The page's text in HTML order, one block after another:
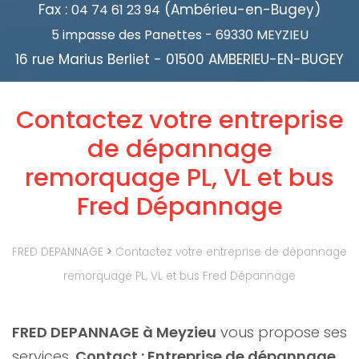
Fax : 04 74 61 23 94 (Ambérieu-en-Bugey)
5 impasse des Panettes - 69330 MEYZIEU
16 rue Marius Berliet - 01500 AMBERIEU-EN-BUGEY
Contactez votre entreprise
de dépannage
remorquage PL, VL et bus
Fred Dépannage
FRED DEPANNAGE > Contactez votre entreprise de dépannage
remorquage PL, VL et bus Fred Dépannage
FRED DEPANNAGE à Meyzieu vous propose ses